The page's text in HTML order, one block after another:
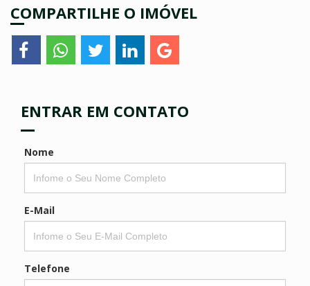
COMPARTILHE O IMÓVEL
ENTRAR EM CONTATO
Nome
E-Mail
Telefone